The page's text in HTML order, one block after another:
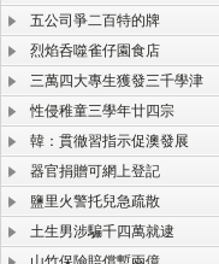
五公司爭二百特的牌
烈焰呑噬雀仔園食店
三萬四大專生獲發三千學津
性侵稚童三學年廿四宗
韓：貫徹習指示促澳發展
器官捐贈可網上登記
鹽里火警托兒急疏散
土生男涉騙千四萬就逮